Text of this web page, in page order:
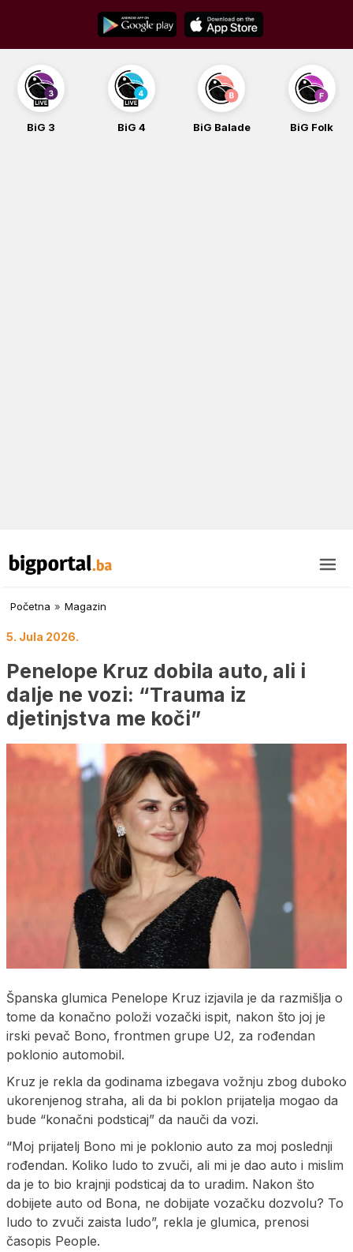
content
BiG 3 BiG 4 BiG Balade BiG Folk
Početna » Magazin
5. Jula 2026.
Penelope Kruz dobila auto, ali i
dalje ne vozi: “Trauma iz
djetinjstva me koči”
Španska glumica Penelope Kruz izjavila je da razmišlja o
tome da konačno položi vozački ispit, nakon što joj je
irski pevač Bono, frontmen grupe U2, za rođendan
poklonio automobil.
Kruz je rekla da godinama izbegava vožnju zbog duboko
ukorenjenog straha, ali da bi poklon prijatelja mogao da
bude “konačni podsticaj” da nauči da vozi.
“Moj prijatelj Bono mi je poklonio auto za moj poslednji
rođendan. Koliko ludo to zvuči, ali mi je dao auto i mislim
da je to bio krajnji podsticaj da to uradim. Nakon što
dobijete auto od Bona, ne dobijate vozačku dozvolu? To
ludo to zvuči zaista ludo”, rekla je glumica, prenosi
časopis People.